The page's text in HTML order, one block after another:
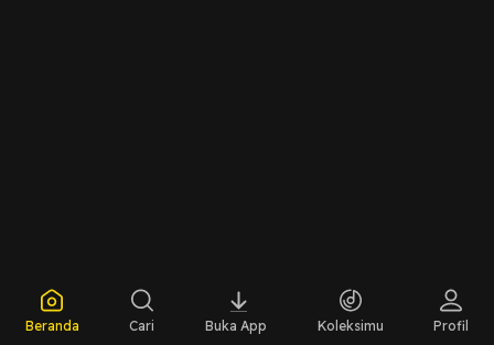
Beranda Cari Buka App Koleksimu Profil